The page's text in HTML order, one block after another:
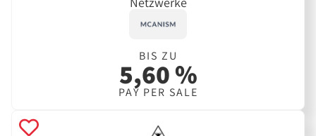
BIS ZU
5,60 %
PAY PER SALE